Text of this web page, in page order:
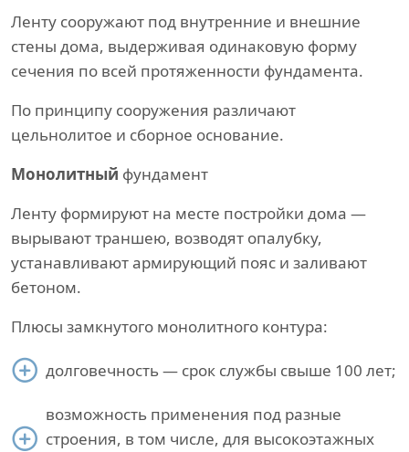
Ленту сооружают под внутренние и внешние
стены дома, выдерживая одинаковую форму
сечения по всей протяженности фундамента.
По принципу сооружения различают
цельнолитое и сборное основание.
Монолитный фундамент
Ленту формируют на месте постройки дома —
вырывают траншею, возводят опалубку,
устанавливают армирующий пояс и заливают
бетоном.
Плюсы замкнутого монолитного контура:
долговечность — срок службы свыше 100 лет;
возможность применения под разные
строения, в том числе, для высокоэтажных